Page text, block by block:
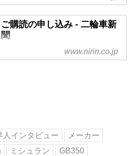
用スポーツタイヤ2製品を発表、1
月25日より発売した。新発売の2
POWER6（以下パワー6）」と
ものだ。
ご購読の申し込み - 二輪車新
聞
www.nirin.co.jp
人インタビュー
メーカー
ミシュラン GB350